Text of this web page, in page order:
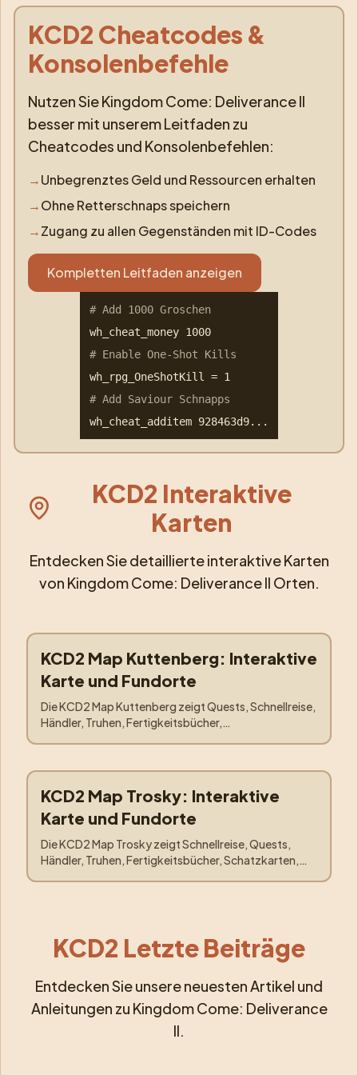
KCD2 Cheatcodes &
Konsolenbefehle
Nutzen Sie Kingdom Come: Deliverance II
besser mit unserem Leitfaden zu
Cheatcodes und Konsolenbefehlen:
→Unbegrenztes Geld und Ressourcen erhalten
→Ohne Retterschnaps speichern
→Zugang zu allen Gegenständen mit ID-Codes
Kompletten Leitfaden anzeigen
# Add 1000 Groschen
wh_cheat_money 1000
# Enable One-Shot Kills
wh_rpg_OneShotKill = 1
# Add Saviour Schnapps
wh_cheat_additem 928463d9...
KCD2 Interaktive
Karten
Entdecken Sie detaillierte interaktive Karten
von Kingdom Come: Deliverance II Orten.
Orte:Kuttenberg
KCD2 Map Kuttenberg: Interaktive
Karte und Fundorte
Die KCD2 Map Kuttenberg zeigt Quests, Schnellreise,
Händler, Truhen, Fertigkeitsbücher,
Orte:Trosky
KCD2 Map Trosky: Interaktive
Karte und Fundorte
Die KCD2 Map Trosky zeigt Schnellreise, Quests,
Händler, Truhen, Fertigkeitsbücher, Schatzkarten,
KCD2 Letzte Beiträge
Entdecken Sie unsere neuesten Artikel und
Anleitungen zu Kingdom Come: Deliverance
II.